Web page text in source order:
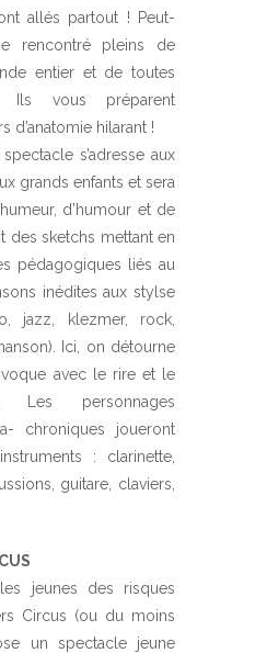
allés partout ! Peut-
rencontré pleins de
entier et de toutes
vous préparent
d’anatomie hilarant !
s’adresse aux
grands enfants et sera
d’humour et de
des sketchs mettant en
pédagogiques liés au
inédites aux stylse
jazz, klezmer, rock,
Ici, on détourne
avec le rire et le
Les personnages
chroniques joueront
: clarinette,
guitare, claviers,
jeunes des risques
Circus (ou du moins
un spectacle jeune